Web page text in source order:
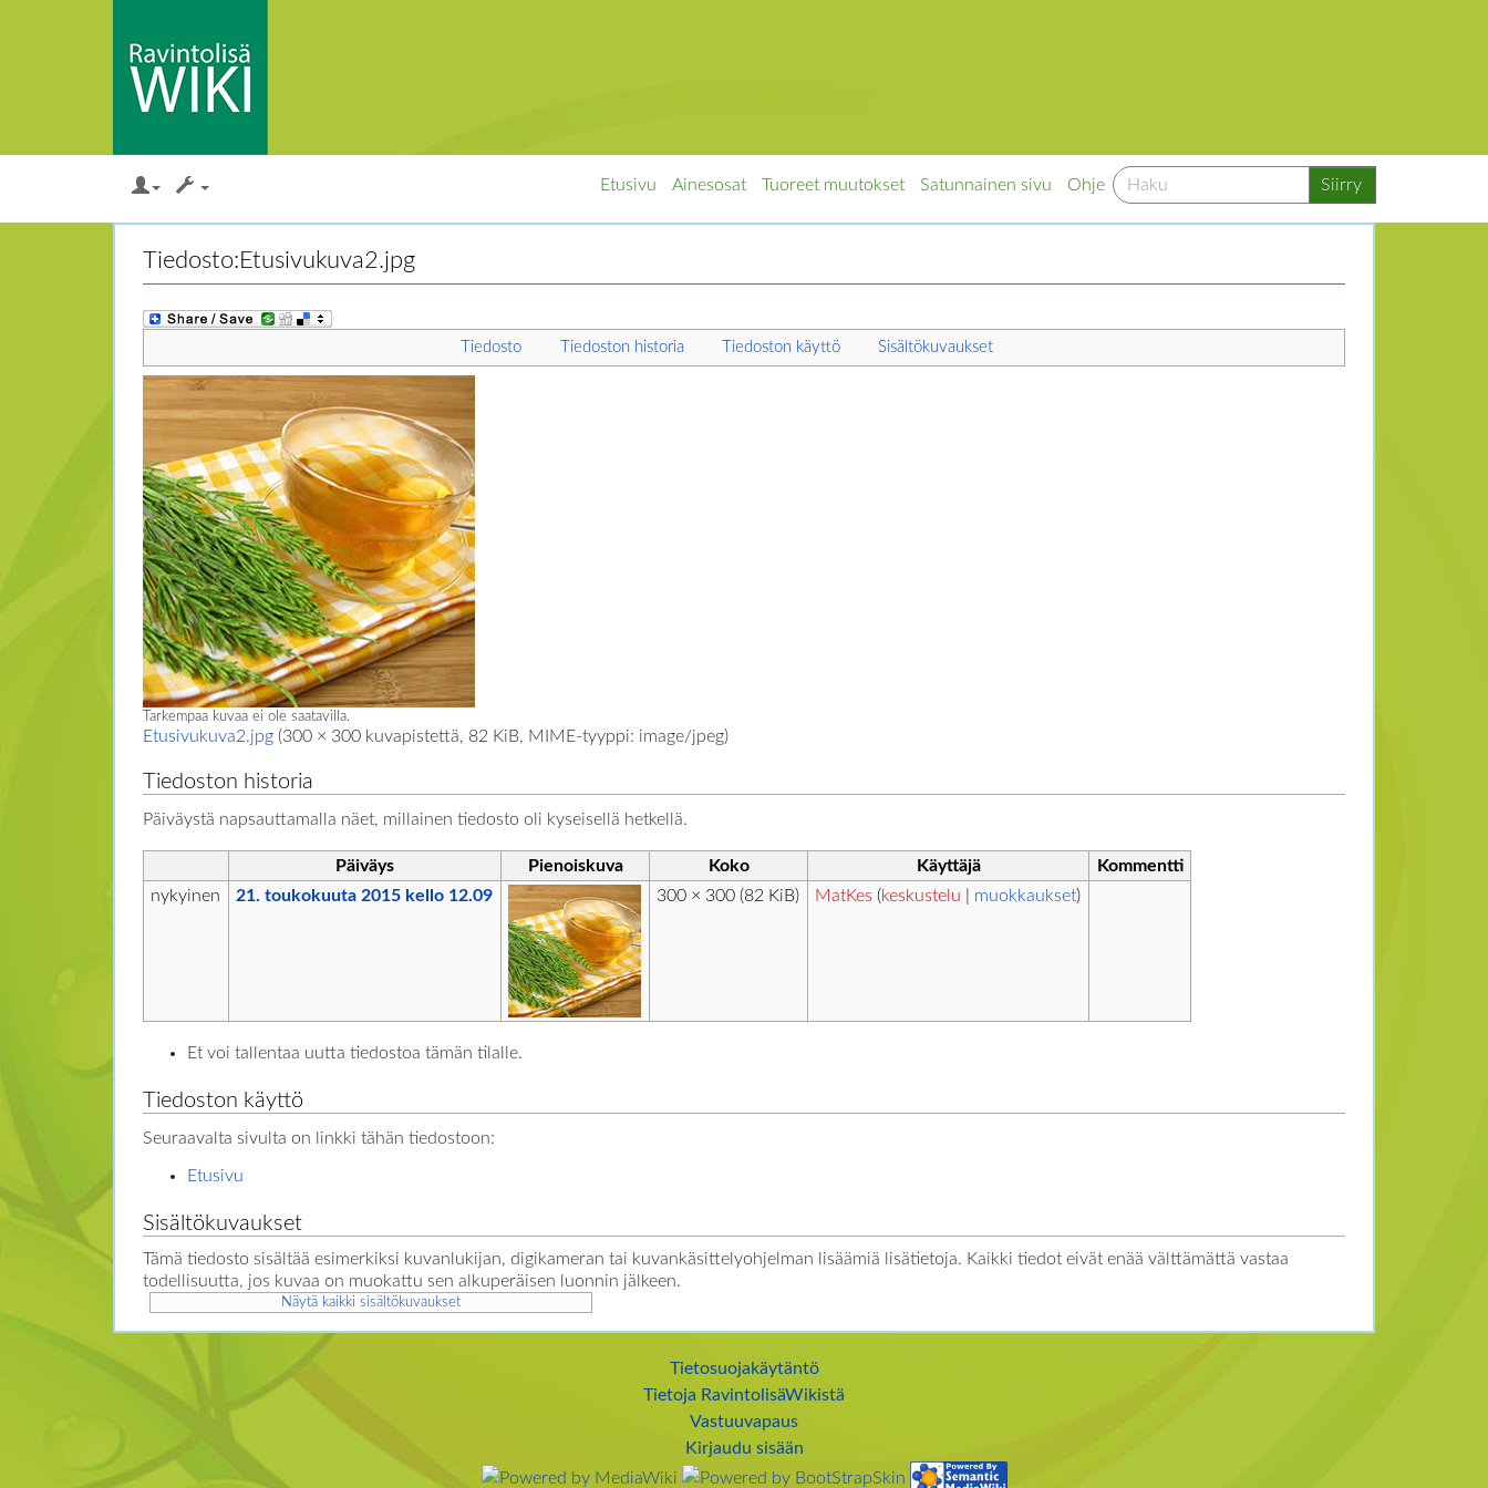
Etusivu Ainesosat Tuoreet muutokset Satunnainen sivu Ohje
Loikkaa: hakuun
Tiedosto:Etusivukuva2.jpg
Tiedosto Tiedoston historia Tiedoston käyttö Sisältökuvaukset
Tarkempaa kuvaa ei ole saatavilla.
Etusivukuva2.jpg (300 × 300 kuvapistettä, 82 KiB, MIME-tyyppi: image/jpeg)
Tiedoston historia
Päiväystä napsauttamalla näet, millainen tiedosto oli kyseisellä hetkellä.
Päiväys Pienoiskuva Koko Käyttäjä
Kommentti
nykyinen
21. toukokuuta 2015 kello 12.09 300 × 300(82 KiB) MatKes (keskustelu muokkaukset)
Et voi tallentaa uutta tiedostoa tämän tilalle.
Tiedoston käyttö
Seuraavalta sivulta on linkki tähän tiedostoon:
Etusivu
Sisältökuvaukset
Tämä tiedosto sisältää esimerkiksi kuvanlukijan, digikameran tai kuvankäsittelyohjelman lisäämiä lisätietoja. Kaikki tiedot eivät enää välttämättä vastaa
todellisuutta, jos kuvaa on muokattu sen alkuperäisen luonnin jälkeen.
Näytä kaikki sisältökuvaukset
Tietosuojakäytäntö
Tietoja RavintolisäWikistä
Vastuuvapaus
Kirjaudu sisään